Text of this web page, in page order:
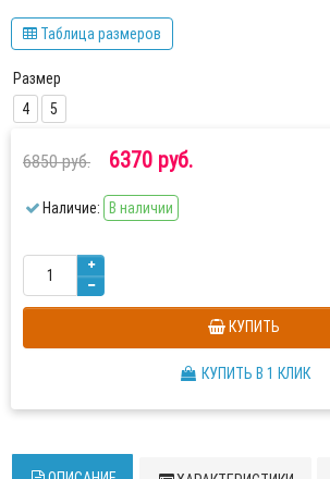
Таблица размеров
Размер
4
5
6850 руб. 6370 руб.
Наличие: В наличии
КУПИТЬ
КУПИТЬ В 1 КЛИК